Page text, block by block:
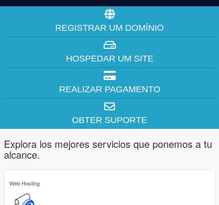
REGISTRAR UM DOMÍNIO
HOSPEDAR UM SITE
REALIZAR PAGAMENTO
OBTER SUPORTE
Explora los mejores servicios que ponemos a tu
alcance.
Web Hosting